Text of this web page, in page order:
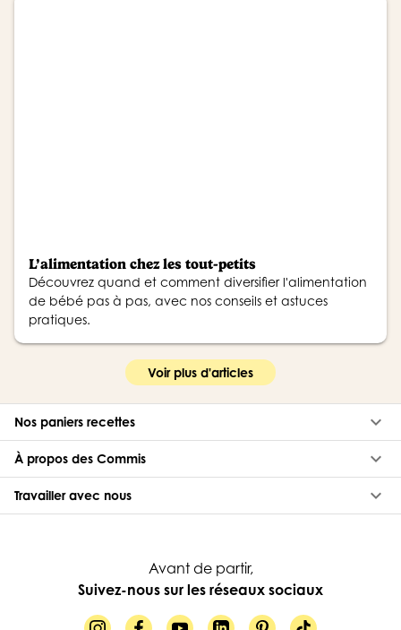
L’alimentation chez les tout-petits
Découvrez quand et comment diversifier l'alimentation
de bébé pas à pas, avec nos conseils et astuces
pratiques.
Voir plus d'articles
Nos paniers recettes keyboard_arrow_down
À propos des Commis keyboard_arrow_down
Travailler avec nous keyboard_arrow_down
Avant de partir,
Suivez-nous sur les réseaux sociaux